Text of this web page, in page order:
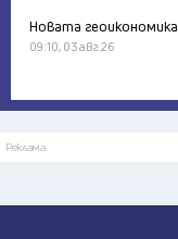
Новата геоикономика
09:10, 03 авг 26
Реклама